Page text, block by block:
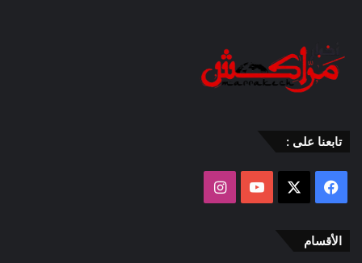
تابعنا على :
فيسبوك ‫YouTube
الأقسام